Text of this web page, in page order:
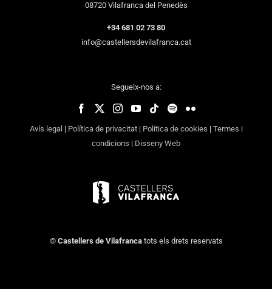
08720 Vilafranca del Penedès
+34 681 02 73 80
info@castellersdevilafranca.cat
Segueix-nos a:
Avís legal | Política de privacitat| Política de cookies | Termes i
condicions | Disseny Web
© Castellers de Vilafrancatots els drets reservats